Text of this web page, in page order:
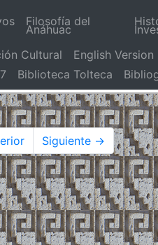
Filosofía del
Anáhuac
Cultural English Version
Biblioteca Tolteca
Siguiente →